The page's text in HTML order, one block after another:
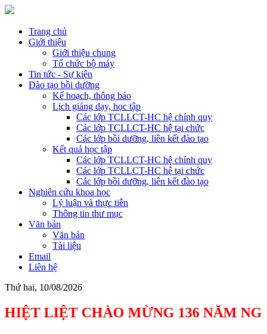
Trang chủ
Giới thiệu
Giới thiệu chung
Tổ chức bộ máy
Tin tức - Sự kiện
Đào tạo bồi dưỡng
Kế hoạch, thông báo
Lịch giảng dạy, học tập
Các lớp TCLLCT-HC hệ chính quy
Các lớp TCLLCT-HC hệ tại chức
Các lớp bồi dưỡng, liên kết đào tạo
Kết quả học tập
Các lớp TCLLCT-HC hệ chính quy
Các lớp TCLLCT-HC hệ tại chức
Các lớp bồi dưỡng, liên kết đào tạo
Nghiên cứu khoa học
Lý luận và thực tiễn
Thông tin thư mục
Văn bản
Văn bản
Tài liệu
Email
Liên hệ
Thứ hai, 10/08/2026
CHÀO MỪNG 136 NĂM NGÀY